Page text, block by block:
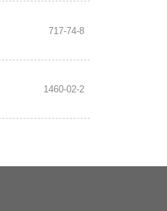
717-74-8
1460-02-2